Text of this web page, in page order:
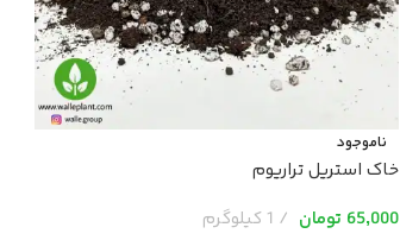
ناموجود
خاک استریل تراریوم
65,000 تومان 1 کیلوگرم